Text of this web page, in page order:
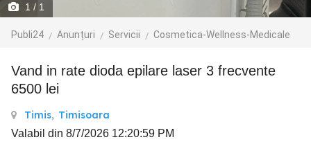
1 / 1
Publi24 Anunțuri Servicii Cosmetica-Wellness-Medicale
Vand in rate dioda epilare laser 3 frecvente
6500 lei
Timis, Timisoara
Valabil din 8/7/2026 12:20:59 PM